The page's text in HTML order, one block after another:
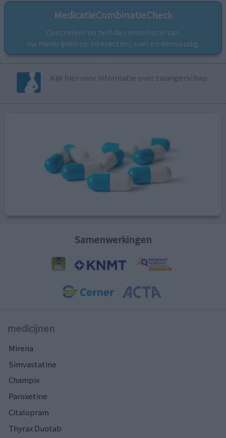
MedicatieCombinatieCheck
Controleer nu zelf de combinatie van
uw medicijnen op interacties, snel en eenvoudig.
Kijk hier voor informatie over zwangerschap.
Samenwerkingen
medicijnen
Mirena
Simvastatine
Champix
Paroxetine
Citalopram
Thyrax Duotab